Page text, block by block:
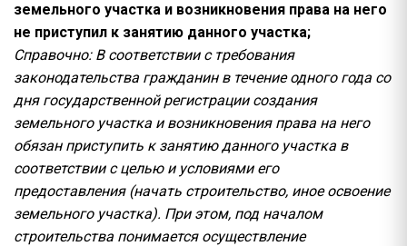
земельного участка и возникновения права на него
не приступил к занятию данного участка;
Справочно: В соответствии с требования
законодательства гражданин в течение одного года со
дня государственной регистрации создания
земельного участка и возникновения права на него
обязан приступить к занятию данного участка в
соответствии с целью и условиями его
предоставления (начать строительство, иное освоение
земельного участка). При этом, под началом
строительства понимается осуществление